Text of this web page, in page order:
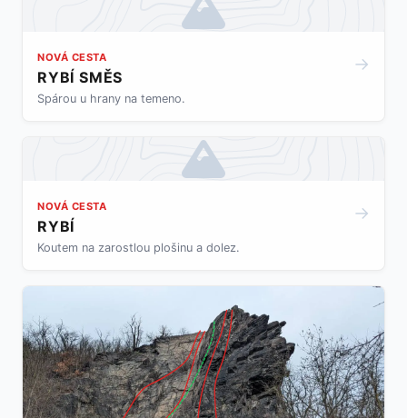
NOVÁ CESTA
RYBÍ SMĚS
Spárou u hrany na temeno.
→
NOVÁ CESTA
RYBÍ
Koutem na zarostlou plošinu a dolez.
→